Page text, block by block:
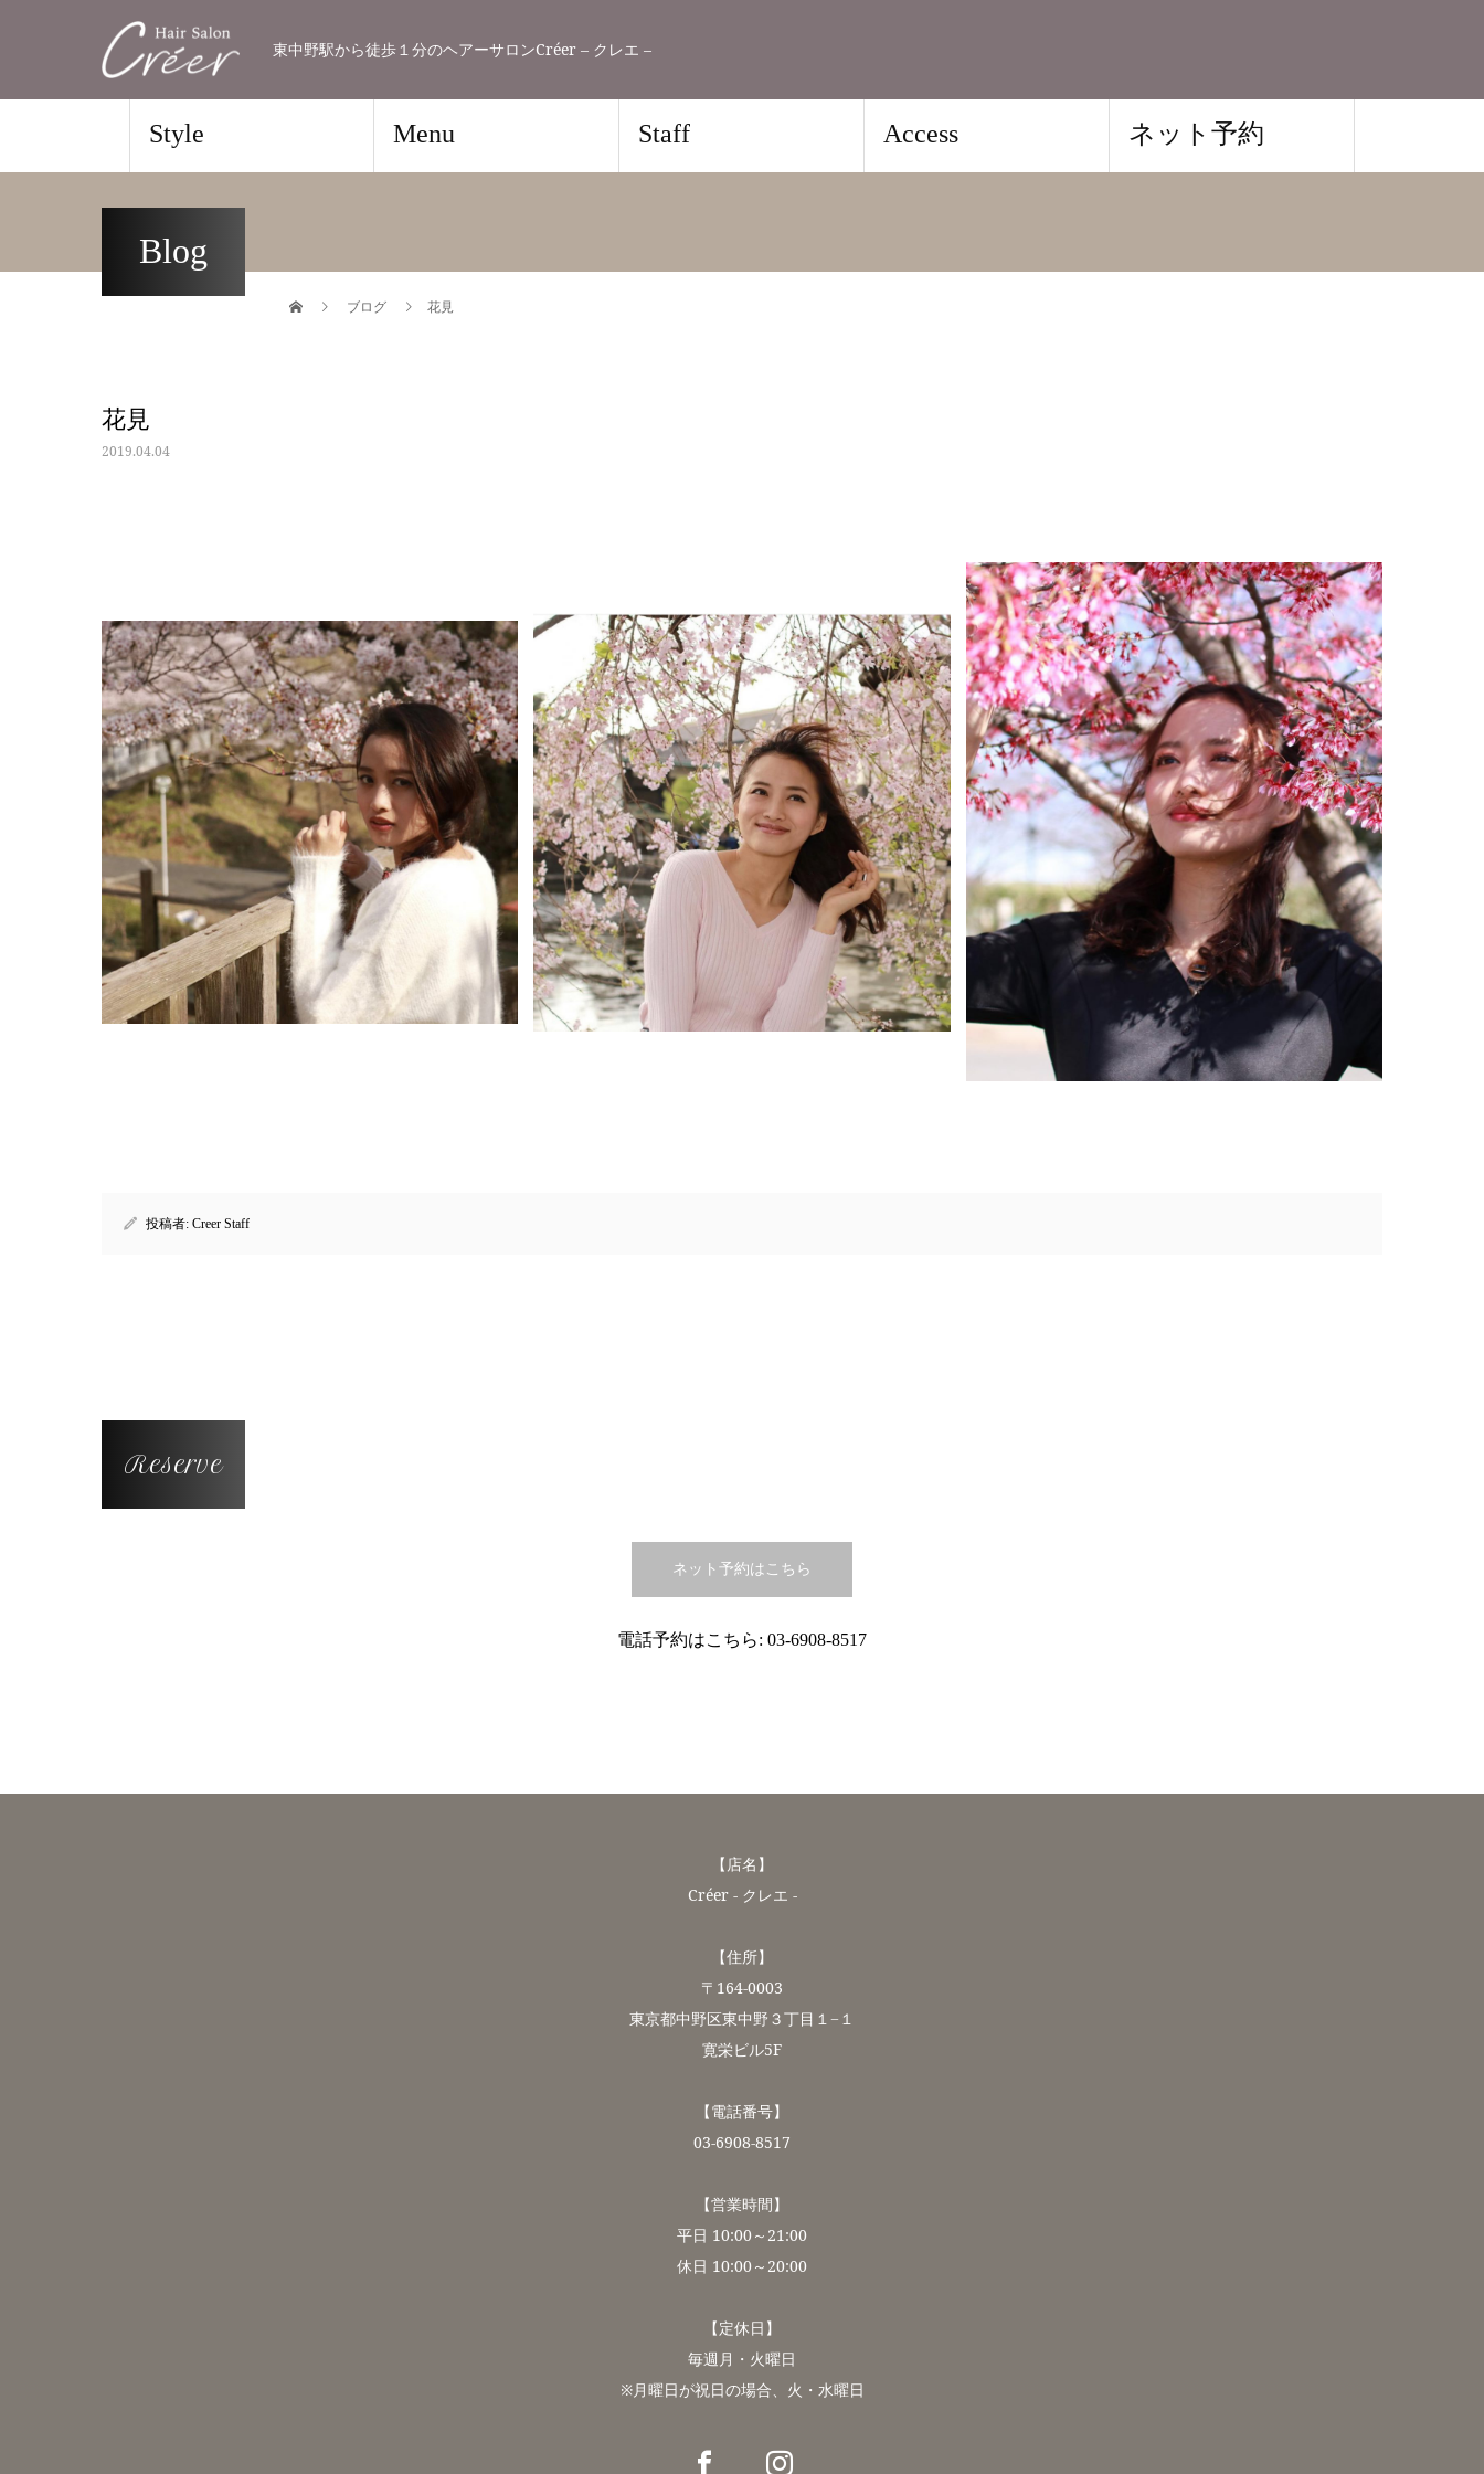
東中野駅から徒歩１分のヘアーサロンCréer – クレエ –
Style Menu Staff Access ネット予約
Blog
ブログ 花見
花見
2019.04.04
投稿者: Creer Staff
Reserve
ネット予約はこちら
電話予約はこちら: 03-6908-8517
【店名】
Créer - クレエ -
【住所】
〒164-0003
東京都中野区東中野３丁目１−１
寛栄ビル5F
【電話番号】
03-6908-8517
【営業時間】
平日 10:00～21:00
休日 10:00～20:00
【定休日】
毎週月・火曜日
※月曜日が祝日の場合、火・水曜日